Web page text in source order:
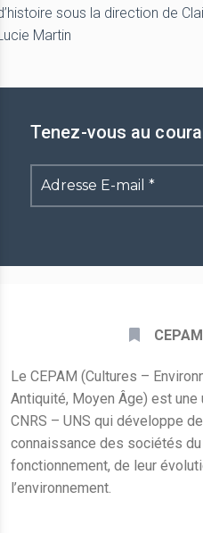
sous la direction de
Martin
Tenez-vous au
Adresse
E-
Le CEPAM (Cultures –
Antiquité, Moyen Âge) est
CNRS – UNS qui développe
connaissance des sociétés
fonctionnement, de leur
l’environnement.